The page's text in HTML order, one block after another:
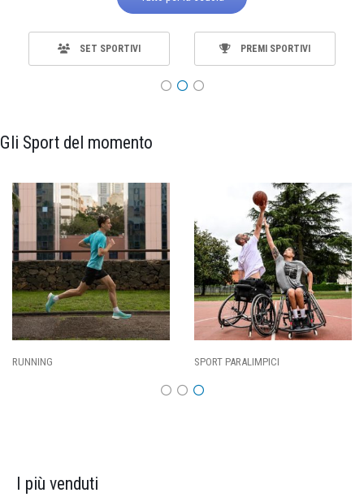
SET SPORTIVI PREMI SPORTIVI
Gli Sport del momento
CALCIO
I più venduti